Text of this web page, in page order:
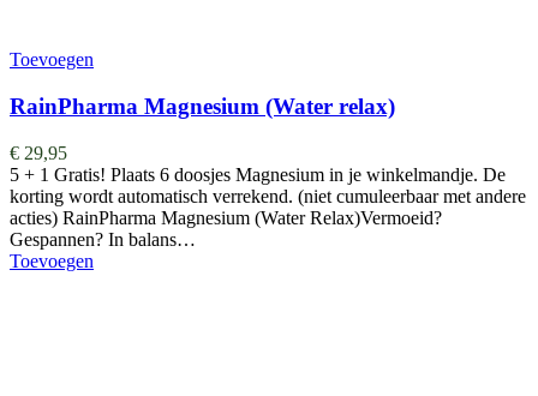
Toevoegen
RainPharma Magnesium (Water relax)
€ 29,95
5 + 1 Gratis! Plaats 6 doosjes Magnesium in je winkelmandje. De
korting wordt automatisch verrekend. (niet cumuleerbaar met andere
acties) RainPharma Magnesium (Water Relax)Vermoeid?
Gespannen? In balans…
Toevoegen